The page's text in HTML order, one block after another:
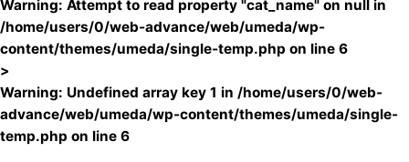
Warning: Attempt to read property "cat_name" on null in
/home/users/0/web-advance/web/umeda/wp-
content/themes/umeda/single-temp.php on line 6
>
Warning: Undefined array key 1 in /home/users/0/web-
advance/web/umeda/wp-content/themes/umeda/single-
temp.php on line 6